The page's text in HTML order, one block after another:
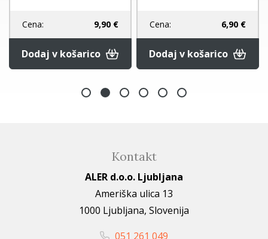
Cena: 9,90 €
Dodaj v košarico
Cena: 6,90 €
Dodaj v košarico
Kontakt
ALER d.o.o. Ljubljana
Ameriška ulica 13
1000 Ljubljana, Slovenija
051 261 049